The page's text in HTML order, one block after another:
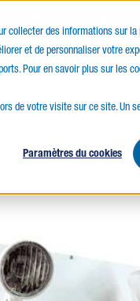
collecter des informations sur
et de personnaliser votre
Pour en savoir plus sur les
de votre visite sur ce site. Un
Paramètres du cookies
Ressources